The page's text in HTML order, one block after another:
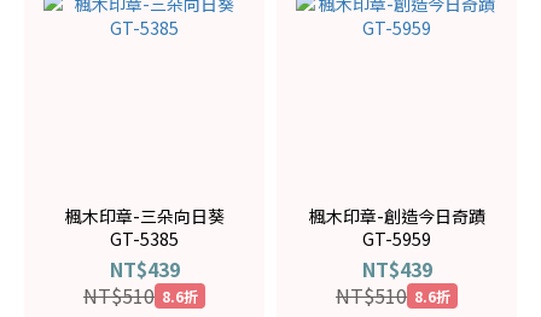
楓木印章-三朵向日葵
GT-5385
NT$439
NT$510 8.6折
楓木印章-創造今日奇蹟
GT-5959
NT$439
NT$510 8.6折